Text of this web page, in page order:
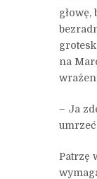
na
– Ja
Patrzę